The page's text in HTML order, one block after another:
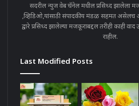
सदरील न्युज वेब चॅनेल मधील प्रसिध्द झालेला
,व्हिडिओ,यांसाठी संपादकीय मंडळ सहमत असेलच
द्वारे प्रसिध्द झालेल्या मजकूराबद्दल तरीही काही वाद
राहील.
Last Modified Posts